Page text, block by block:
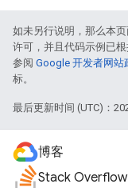
如未另行说明，那么本
许可，并且代码示例已
参阅 Google 开发者网站
标。
最后更新时间 (UTC)：
博客
Stack Overflow